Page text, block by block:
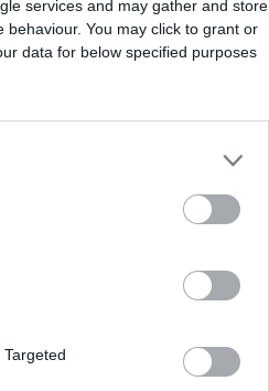
services and may gather and store
You may click to grant or
data for below specified purposes
in
il
che